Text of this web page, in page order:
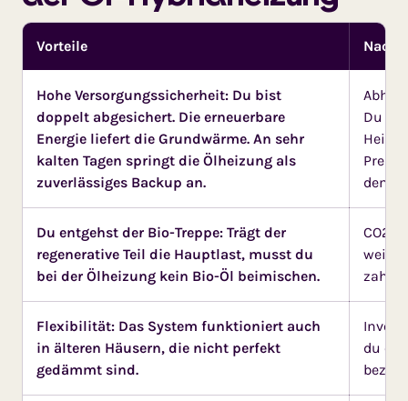
Vorteile
Hohe Versorgungssicherheit: Du bist
doppelt abgesichert. Die erneuerbare
Energie liefert die Grundwärme. An sehr
kalten Tagen springt die Ölheizung als
zuverlässiges Backup an.
Du
dem
Du entgehst der Bio-Treppe: Trägt der
regenerative Teil die Hauptlast, musst du
bei der Ölheizung kein Bio-Öl beimischen.
CO2-
Flexibilität: Das System funktioniert auch
in älteren Häusern, die nicht perfekt
gedämmt sind.
du